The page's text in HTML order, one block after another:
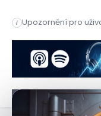
i Upozornění pro
Tržby